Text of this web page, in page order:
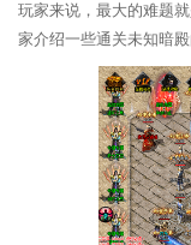
玩家来说，最大的难题
家介绍一些通关未知暗殿